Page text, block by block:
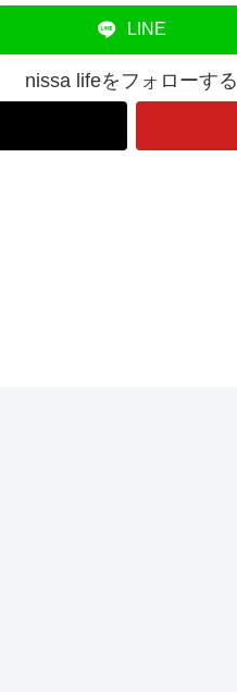
LINE
nissa lifeをフォローする